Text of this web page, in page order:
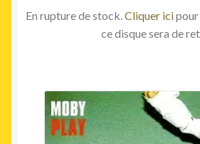
En rupture de stock.Cliquer icipour
ce disque sera de